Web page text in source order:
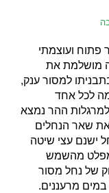
פתוח ועוצמתי
מושלמת את
למסור ענק,
לכל אחד
ההר נמצא
את שאר הנחלים
ישנם עצי שיטה
מפלט מהשמש
של נחל מסור
מרעננים.